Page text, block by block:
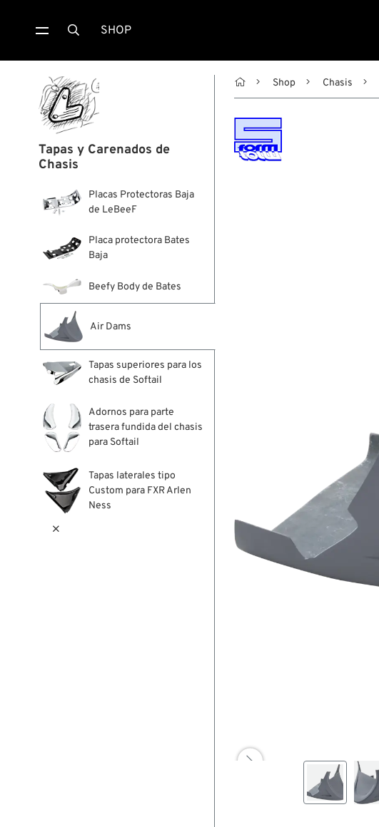
 SHOP
Tapas y Carenados de
Chasis
Placas Protectoras Baja
de LeBeeF
Placa protectora Bates
Baja
Beefy Body de Bates
Air Dams
Tapas superiores para los
chasis de Softail
Adornos para parte
trasera fundida del chasis
para Softail
Tapas laterales tipo
Custom para FXR Arlen
Ness

 Shop Chasis
